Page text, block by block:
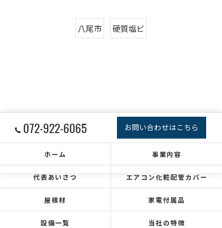
八尾市 硬質塩ビ
072-922-6065 お問い合わせはこちら
ホーム 事業内容
代表あいさつ エアコン化粧配管カバー
屋根材 家電付属品
設備一覧 当社の特徴